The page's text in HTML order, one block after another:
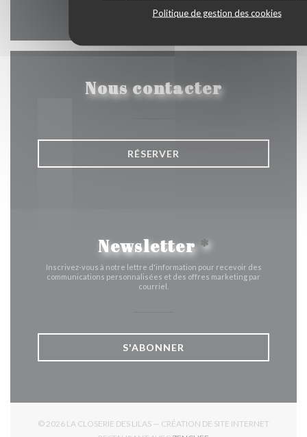
Politique de gestion des cookies
Facebook ((ouvre une
Instagram ((ouvre une
Nous contacter
RÉSERVER
Newsletter*
Inscrivez-vous à notre lettre d'information pour recevoir des
communications personnalisées et des offres marketing par
courriel.
S'ABONNER
© 2026 LA CLOSERIE DES LILAS — CRÉATION DE SITE INTERNET